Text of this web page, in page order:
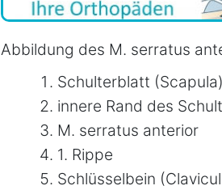
Abbildung des M. serratus
Schulterblatt (Scapula)
innere Rand des
M. serratus anterior
1. Rippe
Schlüsselbein